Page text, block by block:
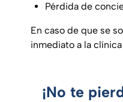
Pérdida de
En caso de que se
inmediato a la
¡No te